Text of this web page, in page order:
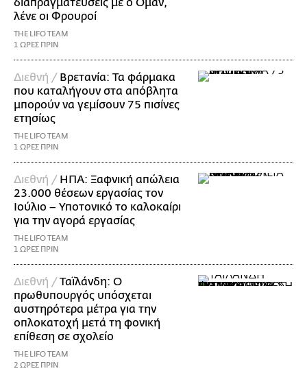
διαπραγματεύσεις με ο Ομάν,
λένε οι Φρουροί
THE LIFO TEAM
1 ΩΡΕΣ ΠΡΙΝ
Διεθνή / Βρετανία: Τα φάρμακα
που καταλήγουν στα απόβλητα
μπορούν να γεμίσουν 75 πισίνες
ετησίως
THE LIFO TEAM
1 ΩΡΕΣ ΠΡΙΝ
Διεθνή / ΗΠΑ: Ξαφνική απώλεια
23.000 θέσεων εργασίας τον
Ιούλιο – Υποτονικό το καλοκαίρι
για την αγορά εργασίας
THE LIFO TEAM
1 ΩΡΕΣ ΠΡΙΝ
Διεθνή / Ταϊλάνδη: Ο
πρωθυπουργός υπόσχεται
αυστηρότερα μέτρα για την
οπλοκατοχή μετά τη φονική
επίθεση σε σχολείο
THE LIFO TEAM
2 ΩΡΕΣ ΠΡΙΝ